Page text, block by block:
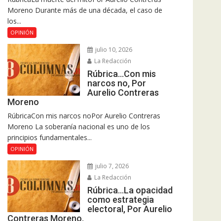
Moreno Durante más de una década, el caso de
los...
OPINIÓN
julio 10, 2026
La Redacción
Rúbrica…Con mis
narcos no, Por
Aurelio Contreras
Moreno
RúbricaCon mis narcos noPor Aurelio Contreras
Moreno La soberanía nacional es uno de los
principios fundamentales...
OPINIÓN
julio 7, 2026
La Redacción
Rúbrica…La opacidad
como estrategia
electoral, Por Aurelio
Contreras Moreno.